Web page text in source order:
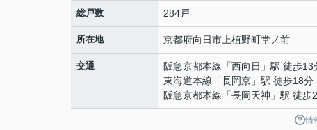
総戸数 284戸
所在地 京都府向日市 上植野町堂ノ前
交通 阪急京都本線 「西向日 」駅 徒歩13
東海道本線 「長岡京 」駅 徒歩18分
阪急京都本線 「長岡天神 」駅 徒歩
情